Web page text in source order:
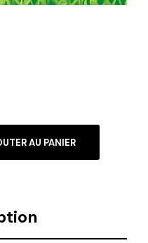
AU PANIER